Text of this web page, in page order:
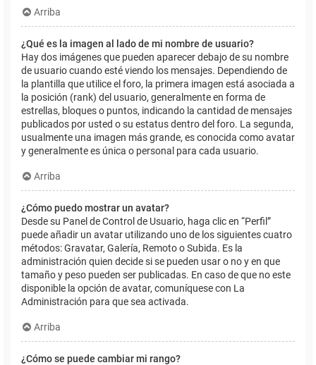
Arriba
¿Qué es la imagen al lado de mi nombre de usuario?
Hay dos imágenes que pueden aparecer debajo de su nombre
de usuario cuando esté viendo los mensajes. Dependiendo de
la plantilla que utilice el foro, la primera imagen está asociada a
la posición (rank) del usuario, generalmente en forma de
estrellas, bloques o puntos, indicando la cantidad de mensajes
publicados por usted o su estatus dentro del foro. La segunda,
usualmente una imagen más grande, es conocida como avatar
y generalmente es única o personal para cada usuario.
Arriba
¿Cómo puedo mostrar un avatar?
Desde su Panel de Control de Usuario, haga clic en “Perfil”
puede añadir un avatar utilizando uno de los siguientes cuatro
métodos: Gravatar, Galería, Remoto o Subida. Es la
administración quien decide si se pueden usar o no y en que
tamaño y peso pueden ser publicadas. En caso de que no este
disponible la opción de avatar, comuníquese con La
Administración para que sea activada.
Arriba
¿Cómo se puede cambiar mi rango?